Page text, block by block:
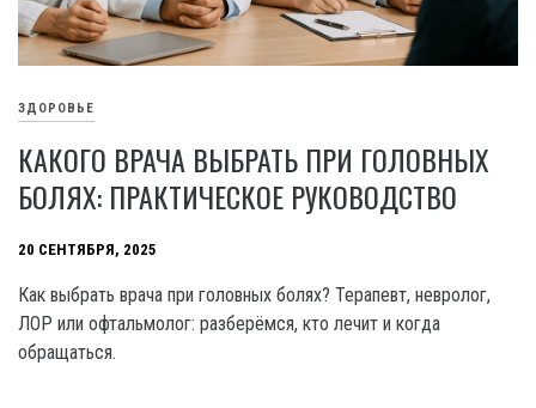
ЗДОРОВЬЕ
КАКОГО ВРАЧА ВЫБРАТЬ ПРИ ГОЛОВНЫХ
БОЛЯХ: ПРАКТИЧЕСКОЕ РУКОВОДСТВО
20 СЕНТЯБРЯ, 2025
Как выбрать врача при головных болях? Терапевт, невролог,
ЛОР или офтальмолог: разберёмся, кто лечит и когда
обращаться.